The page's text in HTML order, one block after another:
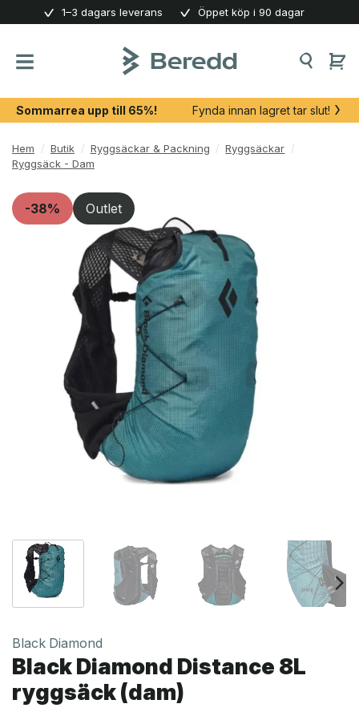
content
1–3 dagars leverans Öppet köp i 90 dagar
Sommarrea upp till 65%! Fynda innan lagret tar slut!
Hem / Butik / Ryggsäckar & Packning / Ryggsäckar /
Ryggsäck - Dam
-38% Outlet
Black Diamond
Black Diamond Distance 8L
ryggsäck (dam)